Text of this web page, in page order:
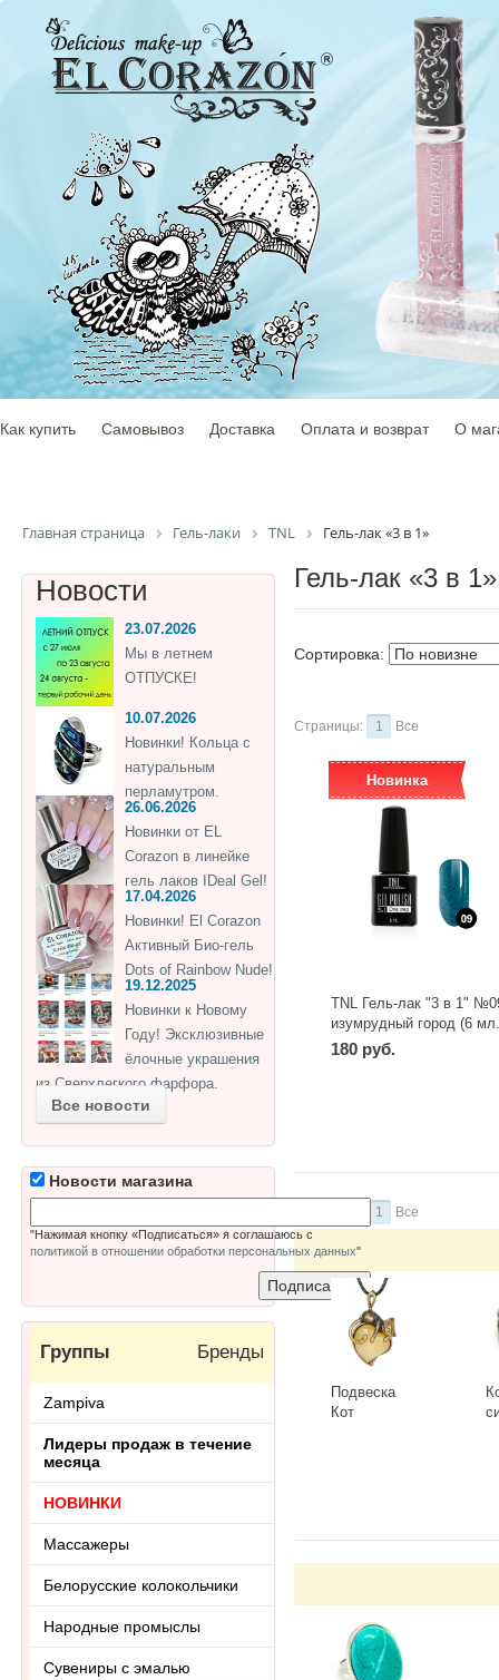
Как купить Самовывоз Доставка Оплата и возврат О
Главная страница Гель-лаки TNL Гель-лак «3 в 1»
Гель-лак «3 в 1»
Сортировка:
Страницы: 1 Все
Новинка
TNL Гель-лак "3 в 1"
изумрудный город (6
180 руб.
1 Все
Подвеска
Кот
Новости
23.07.2026
Мы в летнем
ОТПУСКЕ!
10.07.2026
Новинки! Кольца с
натуральным
перламутром.
26.06.2026
Новинки от EL
Corazon в линейке
гель лаков IDeal Gel!
17.04.2026
Новинки! El Corazon
Активный Био-гель
Dots of Rainbow Nude!
19.12.2025
Новинки к Новому
Году! Эксклюзивные
ёлочные украшения
из Сверхлегкого фарфора.
Все новости
Новости магазина
"Нажимая кнопку «Подписаться» я соглашаюсь с
политикой в отношении обработки персональных данных"
Группы Бренды
Zampiva
Лидеры продаж в течение
месяца
НОВИНКИ
Массажеры
Белорусские колокольчики
Народные промыслы
Сувениры с эмалью